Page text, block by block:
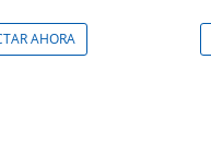
AHORA